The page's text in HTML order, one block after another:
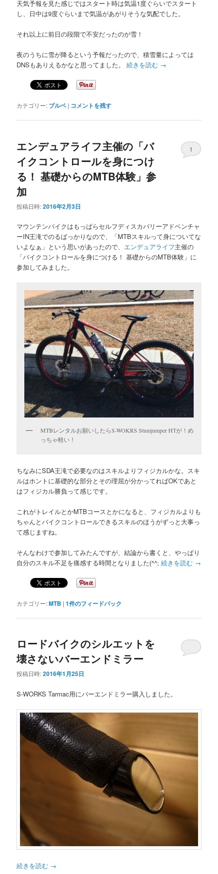
天気予報を見た感じではスタート時は気温1度ぐらいでスタート
し、日中は9度ぐらいまで気温があがりそうな気配でした。
それ以上に前日の段階で不安だったのが雪！
夜のうちに雪が降るという予報だったので、積雪量によっては
DNSもありえるかなと思ってました。続きを読む →
カテゴリー: ブルベ | コメントを残す
エンデュアライフ主催の「バ
イクコントロールを身につけ
る！ 基礎からのMTB体験」参
加
投稿日時:2016年2月3日
1
マウンテンバイクはもっぱらセルフディスカバリーアドベンチャ
ーIN王滝でのるばっかりなので、「MTBスキルって身についてな
いよなぁ」という思いがあったので、 エンデュアライフ主催の
「バイクコントロールを身につける！ 基礎からのMTB体験」に
参加してみました。
MTBレンタルお願いしたらS-WOKRS Stumjumper HTが！め
っちゃ軽い！
ちなみにSDA王滝で必要なのはスキルよりフィジカルかな。スキ
ルはホントに基礎的な部分とその理屈が分かってればOKであと
はフィジカル勝負って感じです。
これがトレイルとかMTBコースとかになると、フィジカルよりも
ちゃんとバイクコントロールできるスキルのほうがずっと大事っ
て感じますね。
そんなわけで参加してみたんですが、結論から書くと、やっぱり
自分のスキル不足を痛感する時間となりました(^^;続きを読む →
カテゴリー:MTB |1件のフィードバック
ロードバイクのシルエットを
壊さないバーエンドミラー
投稿日時:2016年1月25日
S-WORKS Tarmac用にバーエンドミラー購入しました。
続きを読む →